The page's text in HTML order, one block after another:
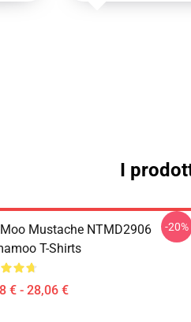
I
Mustache NTMD2906
T-Shirts
€ - 28,06 €
-20%